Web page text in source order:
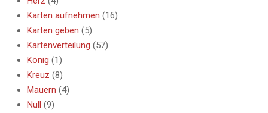
Karten aufnehmen (16)
Karten geben (5)
Kartenverteilung (57)
König (1)
Kreuz (8)
Mauern (4)
Null (9)